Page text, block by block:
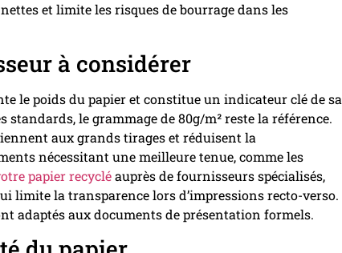
et limite les risques de bourrage dans les
à considérer
le poids du papier et constitue un indicateur clé de sa
standards, le grammage de 80g/m² reste la référence.
aux grands tirages et réduisent la
nécessitant une meilleure tenue, comme les
papier recycléauprès de fournisseurs spécialisés,
limite la transparence lors d’impressions recto-verso.
adaptés aux documents de présentation formels.